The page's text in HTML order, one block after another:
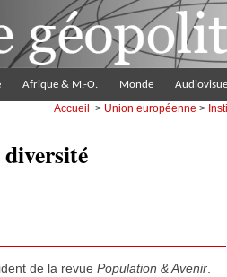
Afrique & M.-O. Monde Audiovisuel
Accueil > Union européenne >
de la revuePopulation & Avenir.